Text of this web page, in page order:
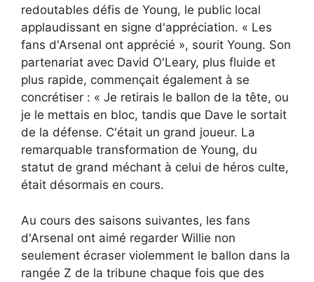
redoutables défis de Young, le public local
applaudissant en signe d'appréciation. « Les
fans d'Arsenal ont apprécié », sourit Young. Son
partenariat avec David O'Leary, plus fluide et
plus rapide, commençait également à se
concrétiser : « Je retirais le ballon de la tête, ou
je le mettais en bloc, tandis que Dave le sortait
de la défense. C'était un grand joueur. La
remarquable transformation de Young, du
statut de grand méchant à celui de héros culte,
était désormais en cours.
Au cours des saisons suivantes, les fans
d'Arsenal ont aimé regarder Willie non
seulement écraser violemment le ballon dans la
rangée Z de la tribune chaque fois que des